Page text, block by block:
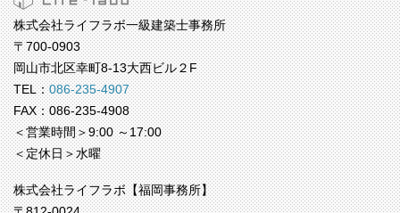
株式会社ライフラボ一級建築士事務所
〒700-0903
岡山市北区幸町8-13大西ビル２F
TEL：086-235-4907
FAX：086-235-4908
＜営業時間＞9:00 ～17:00
＜定休日＞水曜
株式会社ライフラボ【福岡事務所】